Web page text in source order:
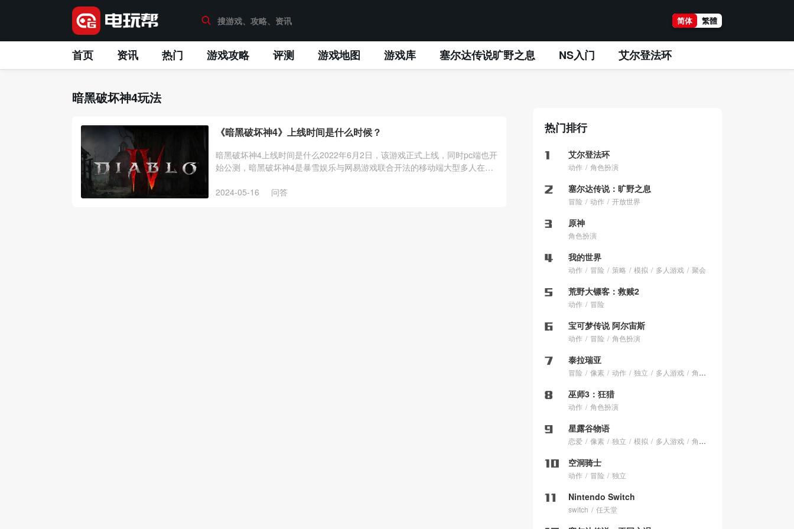
简体 繁體
首页 资讯 热门 游戏攻略 评测 游戏地图 游戏库 塞尔达传说旷野之息 NS入门 艾尔登法环
暗黑破坏神4玩法
《暗黑破坏神4》上线时间是什么时候？
暗黑破坏神4上线时间是什么2022年6月2日，该游戏正式上线，同时pc端也开
始公测，暗黑破坏神4是暴雪娱乐与网易游戏联合开法的移动端大型多人在线
2024-05-16
问答
热门排行
艾尔登法环
动作 角色扮演
塞尔达传说：旷野之息
冒险 动作 开放世界
原神
角色扮演
我的世界
动作 冒险 策略 模拟 多人游戏 聚会
荒野大镖客：救赎2
动作 冒险
宝可梦传说 阿尔宙斯
动作 冒险 角色扮演
泰拉瑞亚
冒险 像素 动作 独立 多人游戏 角色扮演
巫师3：狂猎
动作 角色扮演
星露谷物语
恋爱 像素 独立 模拟 多人游戏 角色扮演
空洞骑士
动作 冒险 独立
Nintendo Switch
switch 任天堂